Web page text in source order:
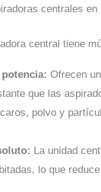
centrales en
central tiene
Ofrecen
que las
polvo y
La unidad
lo que